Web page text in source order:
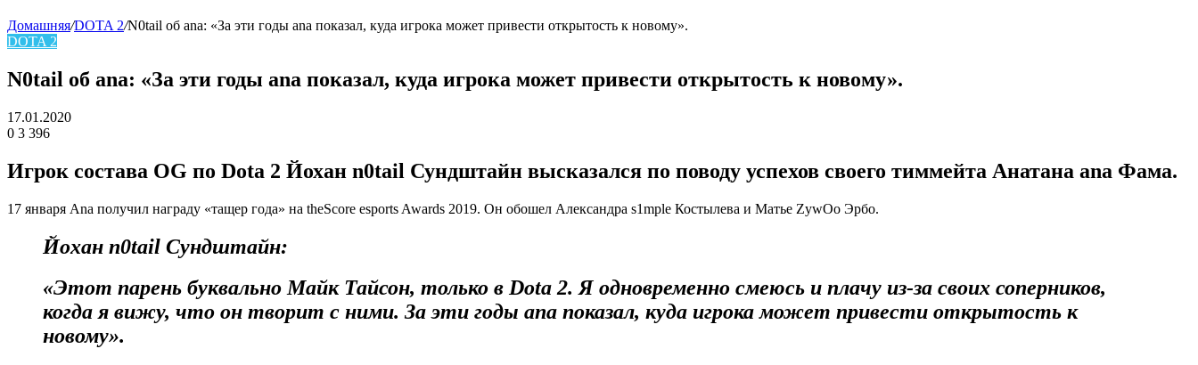
skin
Домашняя/DOTA 2/N0tail об ana: «За эти годы ana показал, куда игрока может привести открытость к новому».
DOTA 2
N0tail об ana: «За эти годы ana показал, куда игрока может привести открытость к новому».
17.01.2020
0 3 396
Игрок состава OG по Dota 2 Йохан n0tail Сундштайн высказался по поводу успехов своего тиммейта Анатана ana Фама.
17 января Ana получил награду «тащер года» на theScore esports Awards 2019. Он обошел Александра s1mple Костылева и Матье ZywOo Эрбо.
Йохан n0tail Сундштайн:
«Этот парень буквально Майк Тайсон, только в Dota 2. Я одновременно смеюсь и плачу из-за своих соперников,
когда я вижу, что он творит с ними. За эти годы ana показал, куда игрока может привести открытость к
новому».